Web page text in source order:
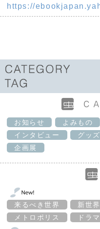
https://
お知らせ よみもの
インタビュー
グッズ
企画展
来るべき世界 新世
メトロポリス
ドラマ